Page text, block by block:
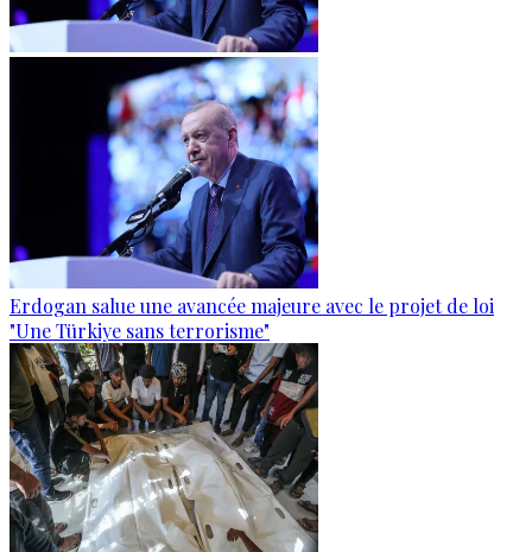
Erdogan salue une avancée majeure avec le projet de loi
"Une Türkiye sans terrorisme"